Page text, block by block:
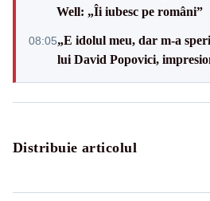
Well: „Îi iubesc pe români”
08:05„E idolul meu, dar m-a
lui David Popovici,
Distribuie articolul